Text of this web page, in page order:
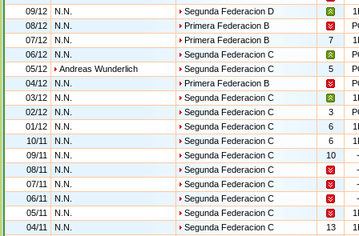
09/12
N.N. Segunda Federacion D
08/12
N.N. Primera Federacion B
07/12
N.N. Primera Federacion B 7
06/12
N.N. Segunda Federacion C
05/12
Andreas Wunderlich Segunda Federacion C 5
04/12
N.N. Primera Federacion B
03/12
N.N. Segunda Federacion C
02/12
N.N. Segunda Federacion C 3
01/12
N.N. Segunda Federacion C 6
10/11
N.N. Segunda Federacion C 6
09/11
N.N. Segunda Federacion C 10
-
08/11
N.N. Segunda Federacion C
-
07/11
N.N. Segunda Federacion C
-
06/11
N.N. Segunda Federacion C
-
05/11
N.N. Segunda Federacion C
04/11
N.N. Segunda Federacion C 13